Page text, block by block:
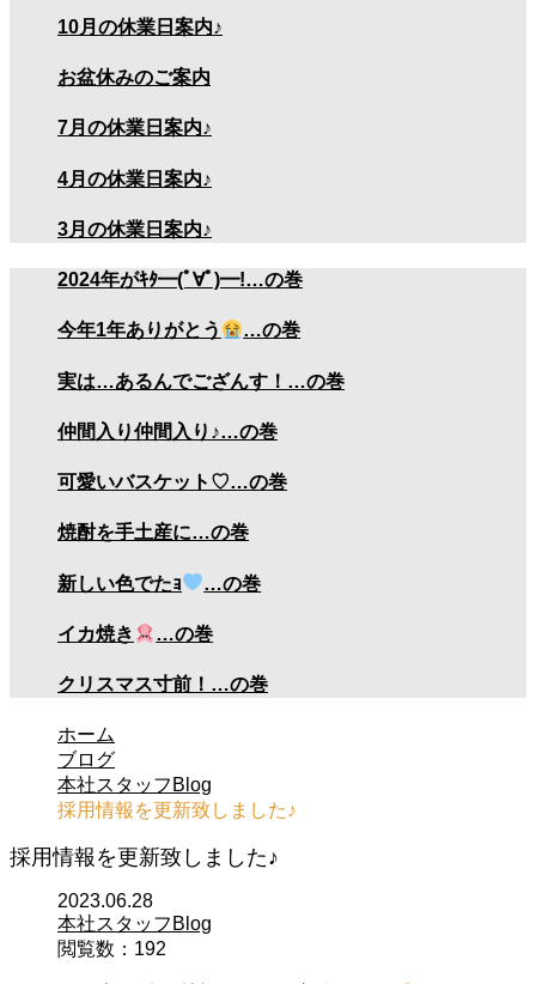
10月の休業日案内♪
お盆休みのご案内
7月の休業日案内♪
4月の休業日案内♪
3月の休業日案内♪
2024年がｷﾀ━(ﾟ∀ﾟ)━!…の巻
今年1年ありがとう …の巻
実は…あるんでござんす！…の巻
仲間入り仲間入り♪…の巻
可愛いバスケット♡…の巻
焼酎を手土産に…の巻
新しい色でたｮ …の巻
イカ焼き …の巻
クリスマス寸前！…の巻
ホーム
ブログ
本社スタッフBlog
採用情報を更新致しました♪
採用情報を更新致しました♪
2023.06.28
本社スタッフBlog
閲覧数：192